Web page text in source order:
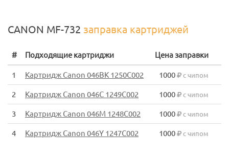
CANON MF-732 заправка картриджей
# Подходящие картриджи Цена заправки
1 Картридж Canon 046BK 1250C002 1000 с чипом
2 Картридж Canon 046C 1249C002 1000 с чипом
3 Картридж Canon 046M 1248C002 1000 с чипом
4 Картридж Canon 046Y 1247C002 1000 с чипом